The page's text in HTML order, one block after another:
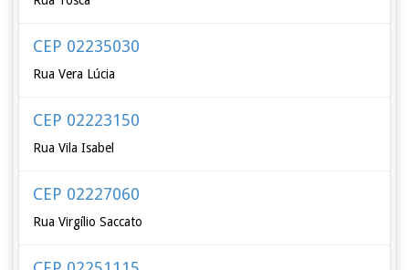
CEP 02235030
Rua Vera Lúcia
CEP 02223150
Rua Vila Isabel
CEP 02227060
Rua Virgílio Saccato